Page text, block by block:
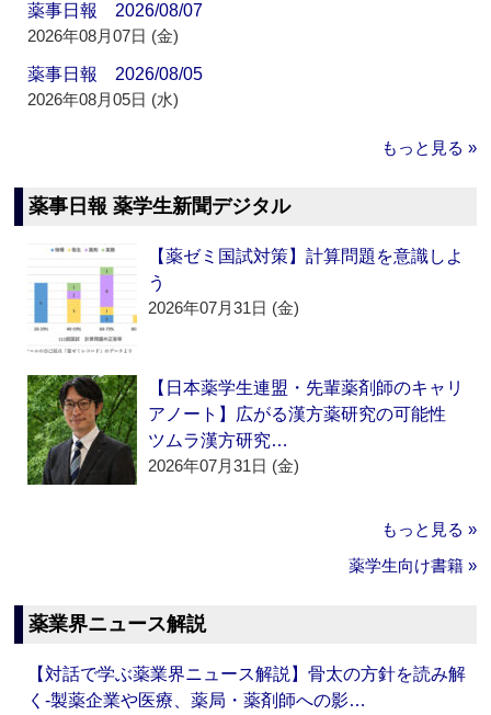
薬事日報 2026/08/07
2026年08月07日 (金)
薬事日報 2026/08/05
2026年08月05日 (水)
もっと見る »
薬事日報 薬学生新聞デジタル
【薬ゼミ国試対策】計算問題を意識しよ
う
2026年07月31日 (金)
【日本薬学生連盟・先輩薬剤師のキャリ
アノート】広がる漢方薬研究の可能性
ツムラ漢方研究…
2026年07月31日 (金)
もっと見る »
薬学生向け書籍 »
薬業界ニュース解説
【対話で学ぶ薬業界ニュース解説】骨太の方針を読み解
く‐製薬企業や医療、薬局・薬剤師への影…